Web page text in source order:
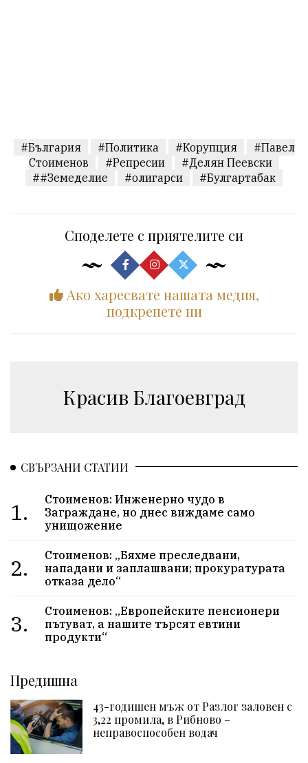
#България #Политика #Корупция
#Павел
Стоименов
#Репресии
#Делян Пеевски
##Земеделие
#олигарси #Булгартабак
Споделете с приятелите си
Ако харесвате нашата медия,
подкрепете ни
Красив Благоевград
СВЪРЗАНИ СТАТИИ
1.
Стоименов: Инженерно чудо в
Заграждане, но днес виждаме само
унищожение
2.
Стоименов: „Бяхме преследвани,
нападани и заплашвани; прокуратурата
отказа дело“
3.
Стоименов: „Европейските пенсионери
пътуват, а нашите търсят евтини
продукти“
Предишна
43-годишен мъж от Разлог заловен с
3,22 промила, в Рибново –
неправоспособен водач